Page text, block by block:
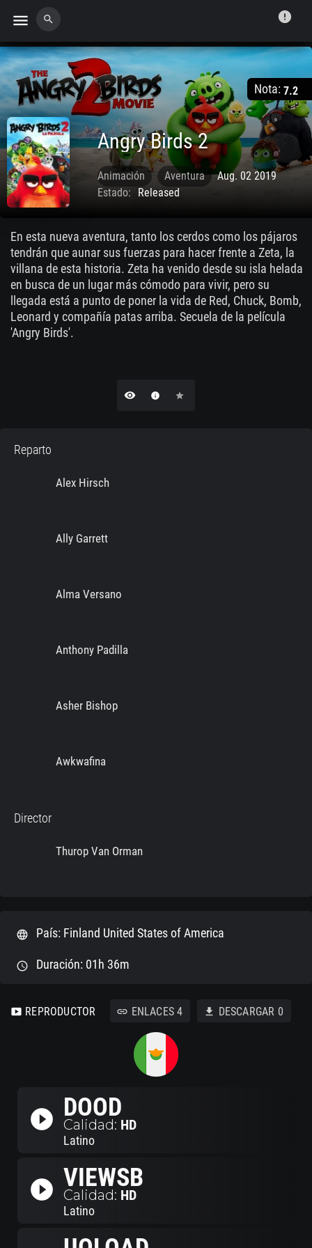
menu search error
Nota: 7.2
Angry Birds 2
Animación Aventura
Aug. 02 2019
Estado:
Released
En esta nueva aventura, tanto los cerdos como los pájaros
tendrán que aunar sus fuerzas para hacer frente a Zeta, la
villana de esta historia. Zeta ha venido desde su isla helada
en busca de un lugar más cómodo para vivir, pero su
llegada está a punto de poner la vida de Red, Chuck, Bomb,
Leonard y compañía patas arriba. Secuela de la película
'Angry Birds'.
remove_red_eye info star
Reparto
Alex Hirsch
Ally Garrett
Alma Versano
Anthony Padilla
Asher Bishop
Awkwafina
Director
Thurop Van Orman
language País: Finland United States of America
schedule Duración: 01h 36m
smart_display REPRODUCTOR link ENLACES4 download DESCARGAR 0
play_circle_filled DOOD
Calidad: HD
Latino
play_circle_filled VIEWSB
Calidad: HD
Latino